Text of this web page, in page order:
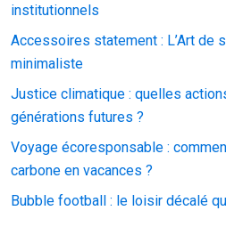
institutionnels
Accessoires statement : L’Art de
minimaliste
Justice climatique : quelles
générations futures ?
Voyage écoresponsable :
carbone en vacances ?
Bubble football : le loisir décalé